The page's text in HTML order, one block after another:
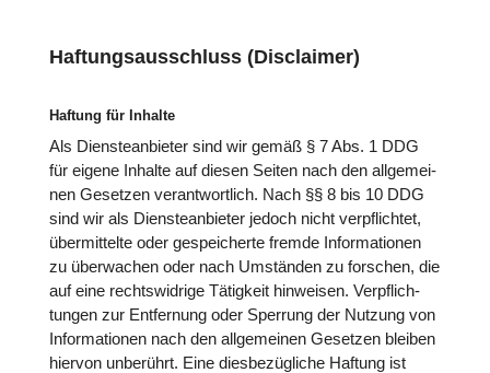
Haftungsausschluss (Disclaimer)
Haftung für Inhalte
Als Diens­te­an­bie­ter sind wir gemäß § 7 Abs. 1 DDG
für eigene Inhalte auf diesen Seiten nach den all­ge­mei­
nen Gesetzen ver­ant­wort­lich. Nach §§ 8 bis 10 DDG
sind wir als Diens­te­an­bie­ter jedoch nicht ver­pflich­tet,
über­mit­telte oder gespei­cherte fremde Infor­ma­tio­nen
zu über­wa­chen oder nach Umstän­den zu forschen, die
auf eine rechts­wid­rige Tätig­keit hin­wei­sen. Ver­pflich­
tun­gen zur Ent­fer­nung oder Sperrung der Nutzung von
Infor­ma­tio­nen nach den all­ge­mei­nen Gesetzen bleiben
hiervon unbe­rührt. Eine dies­be­züg­li­che Haftung ist